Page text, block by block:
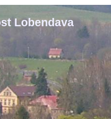
Lobendava